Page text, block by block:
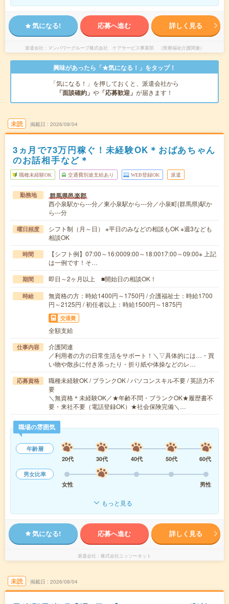
気になる! 応募へ進む 詳しく見る
派遣会社 マンパワーグループ株式会社 ケアサービス事業部 （医療福祉介護関連）
興味があったら「★気になる！」をタップ！
「気になる！」を押しておくと、派遣会社から
「面談確約」 や 「応募歓迎」 が届きます！
未読 掲載日 2026/08/04
3ヵ月で73万円稼ぐ！未経験OK＊おばあちゃん
のお話相手など＊
職種未経験OK 交通費別途支給あり WEB登録OK 派遣
勤務地 群馬県邑楽郡
西小泉駅から---分／東小泉駅から---分／小泉町(群馬県)駅か
ら---分
曜日頻度
シフト制（月～日） ※平日のみなどの相談もOK ※週3なども
相談OK
時間
【シフト例】07:00～16:0009:00～18:0017:00～09:00※ 上記
は一例です！そ…
期間 即日～2ヶ月以上 ■開始日の相談OK！
時給
無資格の方：時給1400円～1750円 / 介護福祉士：時給1700
円～2125円 / 初任者以上：時給1500円～1875円
交通費
全額支給
仕事内容
介護関連
／利用者の方の日常生活をサポート！＼▽具体的には…・買
い物や散歩に付き添ったり・折り紙や体操などのレ…
応募資格
職種未経験OK / ブランクOK / パソコンスキル不要 / 英語力不
要
＼無資格＊未経験OK／★年齢不問・ブランクOK★履歴書不
要・来社不要（電話登録OK）★社会保険完備＼…
職場の雰囲気
年齢層
20代
30代 40代 50代
60代
男女比率
女性
男性
もっと見る
気になる! 応募へ進む 詳しく見る
派遣会社 株式会社ニッソーネット
未読 掲載日 2026/08/04